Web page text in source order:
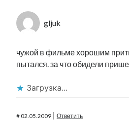
gljuk
чужой в фильме хорошим
пытался. за что обидели
Загрузка...
#02.05.2009 Ответить